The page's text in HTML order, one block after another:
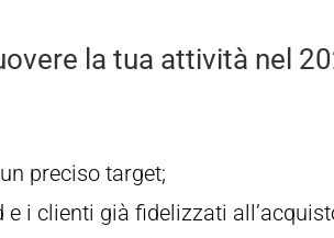
la tua attività nel
preciso target;
i clienti già fidelizzati